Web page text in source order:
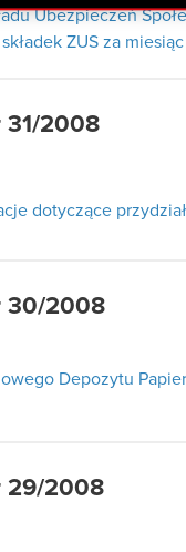
Ubezpieczeń
ZUS za
31/2008
dotyczące
30/2008
Depozytu
29/2008